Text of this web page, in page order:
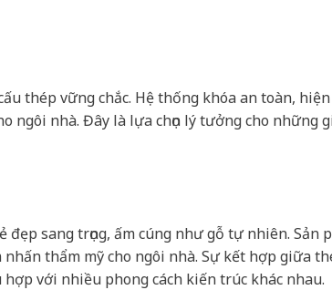
thép vững chắc. Hệ thống khóa an toàn,
ngôi nhà. Đây là lựa chọn lý tưởng cho những
đẹp sang trọng, ấm cúng như gỗ tự nhiên. Sản
thẩm mỹ cho ngôi nhà. Sự kết hợp giữa
với nhiều phong cách kiến trúc khác nhau.